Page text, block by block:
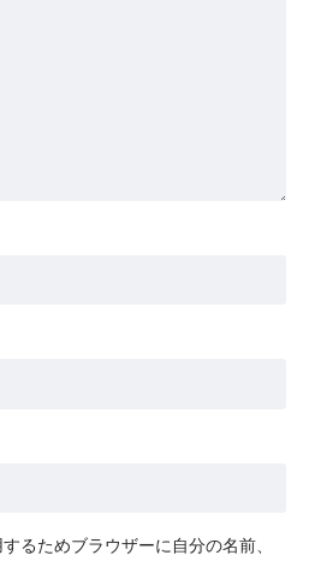
るためブラウザーに自分の名前、